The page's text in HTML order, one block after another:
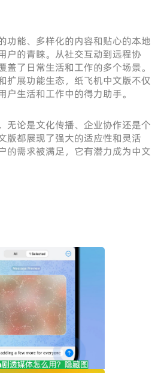
功能、多样化的内容和贴心的本地
户的青睐。从社交互动到远程协
盖了日常生活和工作的多个场景。
扩展功能生态，纸飞机中文版不仅
户生活和工作中的得力助手。
无论是文化传播、企业协作还是个
版都展现了强大的适应性和灵活
的需求被满足，它有潜力成为中文